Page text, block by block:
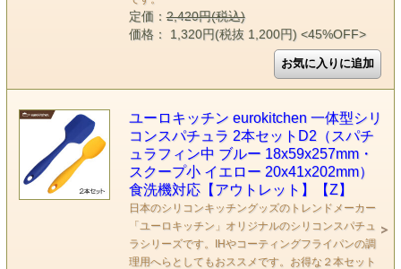
定価：2,420円(税込)
価格： 1,320円(税抜 1,200円) <45%OFF>
ユーロキッチン eurokitchen 一体型シリ
コンスパチュラ 2本セットD2（スパチ
ュラフィン中 ブルー 18x59x257mm・
スクープ小 イエロー 20x41x202mm）
食洗機対応【アウトレット】【Z】
日本のシリコンキッチングッズのトレンドメーカー
「ユーロキッチン」オリジナルのシリコンスパチュ
ラシリーズです。IHやコーティングフライパンの調
理用へらとしてもおススメです。お得な２本セット